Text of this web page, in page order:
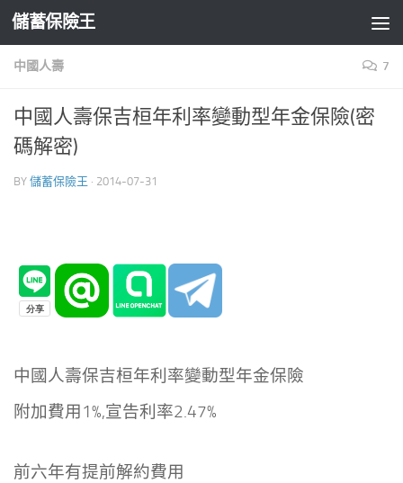
Skip to content
儲蓄保險王
中國人壽 7
中國人壽保吉桓年利率變動型年金保險(密
碼解密)
BY 儲蓄保險王 · 2014-07-31
中國人壽保吉桓年利率變動型年金保險
附加費用1%,宣告利率2.47%
前六年有提前解約費用